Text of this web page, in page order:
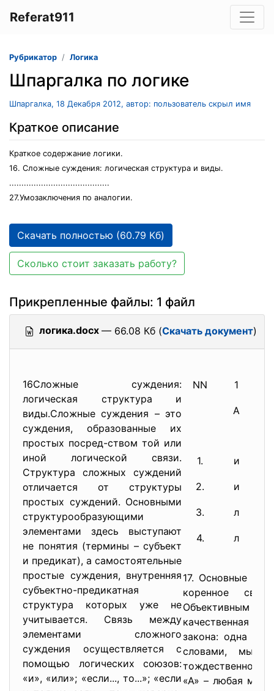
Referat911
Рубрикатор Логика
Шпаргалка по логике
Шпаргалка, 18 Декабря 2012, автор: пользователь скрыл имя
Краткое описание
Краткое содержание логики.
16. Сложные суждения: логическая структура и виды.
.........................................
27.Умозаключения по аналогии.
Скачать полностью (60.79 Кб)
Сколько стоит заказать работу?
Прикрепленные файлы: 1 файл
логика.docx — 66.08 Кб (Скачать документ)
16Сложные суждения:
логическая структура и
виды.Сложные суждения – это
суждения, образованные их
простых посред-ством той или
иной логической связи.
Структура сложных суждений
отличается от структуры
простых суждений. Основными
структурообразующими
элементами здесь выступают
не понятия (термины – субъект
и предикат), а самостоятельные
простые суждения, внутренняя
субъектно-предикатная
структура которых уже не
учитывается. Связь между
элементами сложного
суждения осуществляется с
помощью логических союзов:
«и», «или»; «если..., то...»; «если
NN 1
А
1. и
2. и
3. л
4. л
17. Основные
коренное
Объективным
качественная
закона: одна и
словами,
тождественной
«А» – любая